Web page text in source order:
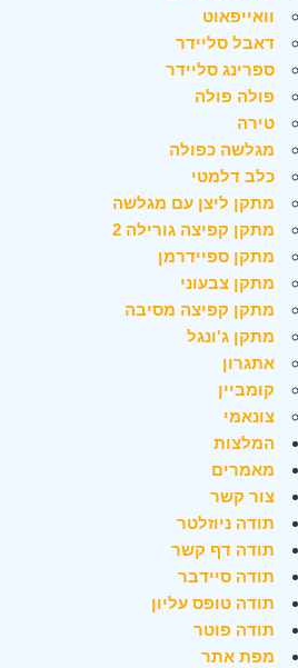
וואייפאוט
דאבל סליידר
ספרינג סליידר
פולה פולה
טירה
מגלשה כפולה
כלב דלמטי
מתקן ליצן עם מגלשה
מתקן קפיצה גורילה 2
מתקן ספיידרמן
מתקן צבעוני
מתקן קפיצה מסיבה
מתקן ג'ונגל
אתגרון
קומביין
צונאמי
המלצות
מאמרים
צור קשר
תודה ניוזלטר
תודה דף קשר
תודה סיידבר
תודה טופס עליון
תודה פוטר
מפת אתר